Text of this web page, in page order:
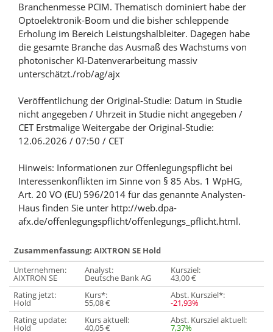
Branchenmesse PCIM. Thematisch dominiert habe der
Optoelektronik-Boom und die bisher schleppende
Erholung im Bereich Leistungshalbleiter. Dagegen habe
die gesamte Branche das Ausmaß des Wachstums von
photonischer KI-Datenverarbeitung massiv
unterschätzt./rob/ag/ajx
Veröffentlichung der Original-Studie: Datum in Studie
nicht angegeben / Uhrzeit in Studie nicht angegeben /
CET Erstmalige Weitergabe der Original-Studie:
12.06.2026 / 07:50 / CET
Hinweis: Informationen zur Offenlegungspflicht bei
Interessenkonflikten im Sinne von § 85 Abs. 1 WpHG,
Art. 20 VO (EU) 596/2014 für das genannte Analysten-
Haus finden Sie unter http://web.dpa-
afx.de/offenlegungspflicht/offenlegungs_pflicht.html.
Zusammenfassung: AIXTRON SE Hold
Unternehmen:
AIXTRON SE
Analyst:
Deutsche Bank AG
Kursziel:
43,00 €
Rating jetzt:
Hold
Kurs*:
55,08 €
Abst. Kursziel*:
-21,93%
Rating update:
Hold
Kurs aktuell:
40,05 €
Abst. Kursziel aktuell:
7,37%